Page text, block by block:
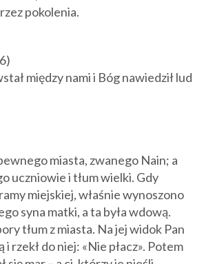
pokolenia.
między nami i Bóg nawiedził lud
miasta, zwanego Nain; a
uczniowie i tłum wielki. Gdy
miejskiej, właśnie wynoszono
syna matki, a ta była wdową.
tłum z miasta. Na jej widok Pan
i rzekł do niej: «Nie płacz». Potem